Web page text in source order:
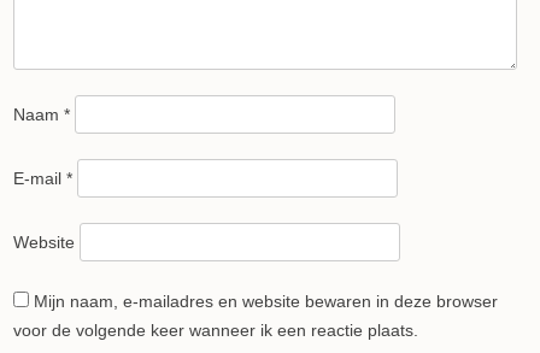
Naam *
E-mail *
Website
Mijn naam, e-mailadres en website bewaren in deze browser
voor de volgende keer wanneer ik een reactie plaats.